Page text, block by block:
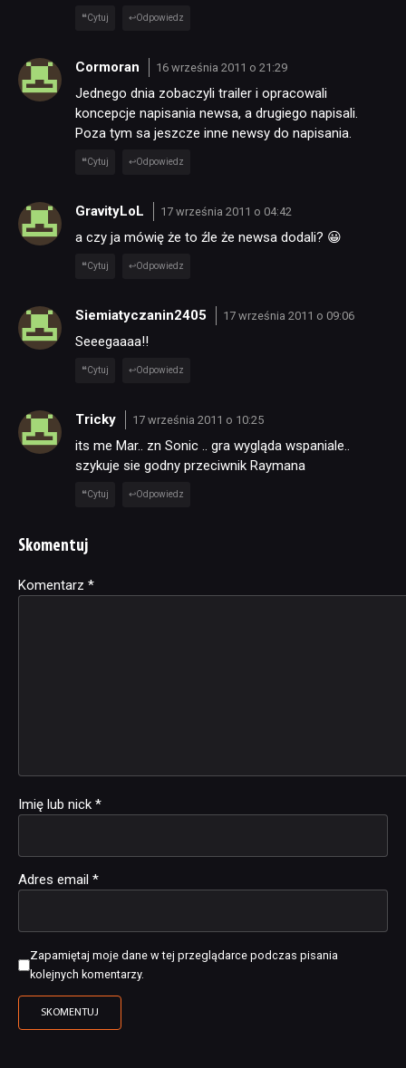
Cytuj Odpowiedz
Cormoran 16 września 2011 o 21:29
Jednego dnia zobaczyli trailer i opracowali
koncepcje napisania newsa, a drugiego napisali.
Poza tym sa jeszcze inne newsy do napisania.
Cytuj Odpowiedz
GravityLoL 17 września 2011 o 04:42
a czy ja mówię że to źle że newsa dodali? 😀
Cytuj Odpowiedz
Siemiatyczanin2405 17 września 2011 o 09:06
Seeegaaaa!!
Cytuj Odpowiedz
Tricky 17 września 2011 o 10:25
its me Mar.. zn Sonic .. gra wygląda wspaniale..
szykuje sie godny przeciwnik Raymana
Cytuj Odpowiedz
Skomentuj
Komentarz *
Imię lub nick *
Adres email *
Zapamiętaj moje dane w tej przeglądarce podczas pisania
kolejnych komentarzy.
Alternative: